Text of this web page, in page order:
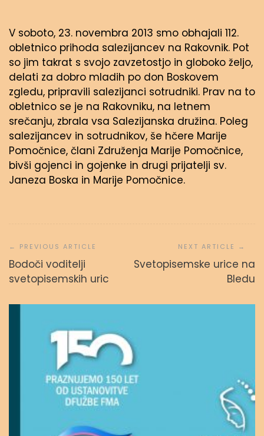
V soboto, 23. novembra 2013 smo obhajali 112.
obletnico prihoda salezijancev na Rakovnik. Pot
so jim takrat s svojo zavzetostjo in globoko željo,
delati za dobro mladih po don Boskovem
zgledu, pripravili salezijanci sotrudniki. Prav na to
obletnico se je na Rakovniku, na letnem
srečanju, zbrala vsa Salezijanska družina. Poleg
salezijancev in sotrudnikov, še hčere Marije
Pomočnice, člani Združenja Marije Pomočnice,
bivši gojenci in gojenke in drugi prijatelji sv.
Janeza Boska in Marije Pomočnice.
prispevka
Bodoči voditelji
svetopisemskih uric
Svetopisemske urice na
Bledu